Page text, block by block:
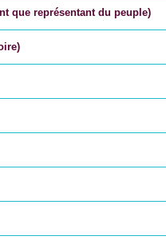
que représentant du peuple)